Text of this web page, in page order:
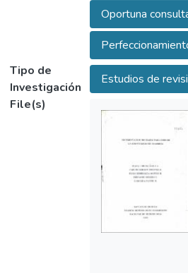
perfeccionamiento.
Oportuna
Tipo de
Investigación
Estudios de
File(s)